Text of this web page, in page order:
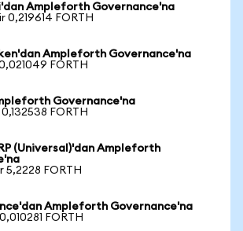
Ampleforth Governance'na
0,219614 FORTH
Ampleforth Governance'na
FORTH
Governance'na
FORTH
(Universal)'dan Ampleforth
5,2228 FORTH
Ampleforth Governance'na
FORTH